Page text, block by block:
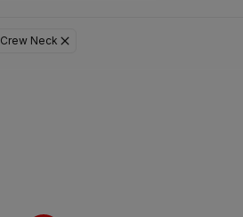
Crew Neck